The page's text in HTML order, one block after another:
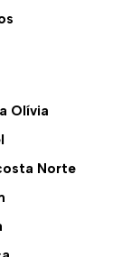
Olívia
Norte